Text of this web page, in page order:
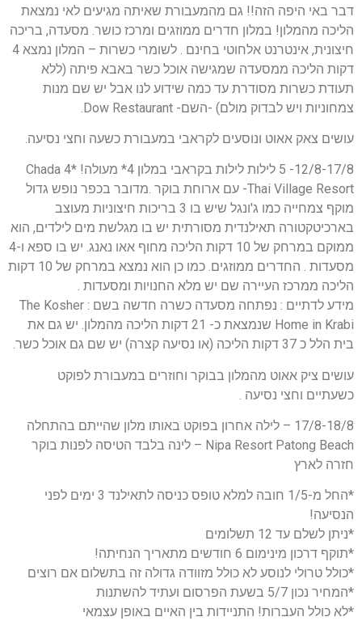
דבר באי היפה הזה!! גם מהמעבורת שאיתה מגיעים לאי נמצאת
הליכה מהמלון! במלון חדרים ממוזגים ומרכז כושר. מסעדה, בריכה
חיצונית, אינטרנט אלחוטי בחינם . לשומרי כשרות – המלון נמצא 4
דקות הליכה ממסעדה שמגישה אוכל כשר באבא פיתה (ללא
תעודת כשרות מסודרת עד כמה שידוע לנו אבל יש שם מנות
צמחוניות ויש לבדוק מולם) -השם- Dow Restaurant.
עושים צאק אאוט ונוסעים לקראבי במעבורת כשעה וחצי נסיעה.
12/8-17/8- 5 לילות לילות בקראבי במלון 4* מעולה! *4 Chada
Thai Village Resort- עם ארוחת בוקר .מדובר בכפר נופש גדול
מוקף צמחייה כמו ג'ונגל שיש בו 3 בריכות חיצוניות מעוצב
בארכיטקטורה תאילנדית מסורתית יש בו מגלשת מים לילדים, הוא
ממוקם במרחק של 10 דקות הליכה מחוף אאו נאנג. יש בו ספא ו-4
מסעדות . החדרים ממוזגים. כמו כן הוא נמצא במרחק של 10 דקות
הליכה ממרכז העיירה שם יש מלא החנויות ומסעדות .
מידע לדתיים : נפתחה מסעדה כשרה חדשה בשם : The Kosher
Home in Krabi שנמצאת כ- 21 דקות הליכה מהמלון. יש גם את
בית הלל כ 37 דקות הליכה (או נסיעה קצרה) יש שם גם אוכל כשר.
עושים ציק אאוט מהמלון בבוקר וחוזרים במעבורת לפוקט
כשעתיים וחצי נסיעה .
17/8-18/8 – לילה אחרון בפוקט באותו מלון שהייתם בהתחלה
Nipa Resort Patong Beach – לינה בלבד הטיסה לפנות בוקר
חזרה לארץ
*החל מ-1/5 חובה למלא טופס כניסה לתאילנד 3 ימים לפני
הנסיעה!
*ניתן לשלם עד 12 תשלומים
*תוקף דרכון מינימום 6 חודשים מתאריך הנחיתה!
*כולל טרולי לנוסע לא כולל מזוודה גדולה זה בתשלום אם רוצים
*המחיר נכון 5/7 בשעת הפרסום ועתיד להשתנות
*לא כולל העברות! התניידות בין האיים באופן עצמאי